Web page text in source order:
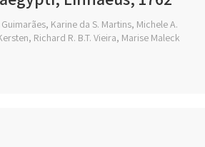
Karine da S. Martins, Michele A.
Richard R. B.T. Vieira, Marise Maleck